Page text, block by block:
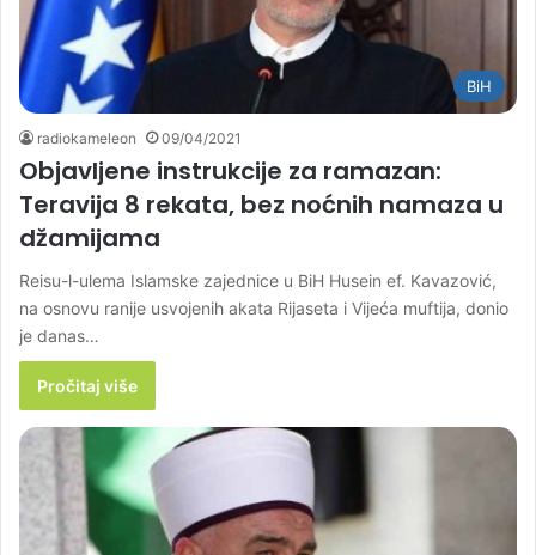
BiH
radiokameleon 09/04/2021
Objavljene instrukcije za ramazan:
Teravija 8 rekata, bez noćnih namaza u
džamijama
Reisu-l-ulema Islamske zajednice u BiH Husein ef. Kavazović,
na osnovu ranije usvojenih akata Rijaseta i Vijeća muftija, donio
je danas…
Pročitaj više